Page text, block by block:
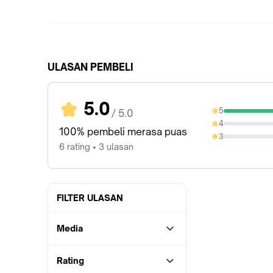
ULASAN PEMBELI
5.0 / 5.0
100% pembeli merasa puas
6 rating • 3 ulasan
5
100%
4
0%
3
0%
FILTER ULASAN
Media
Rating